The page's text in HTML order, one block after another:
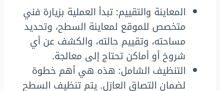
المعاينة والتقييم: تبدأ العملية بزيارة فني
متخصص للموقع لمعاينة السطح، وتحديد
مساحته، وتقييم حالته، والكشف عن أي
شروخ أو أماكن تحتاج إلى معالجة.
التنظيف الشامل: هذه هي أهم خطوة
لضمان التصاق العازل. يتم تنظيف السطح